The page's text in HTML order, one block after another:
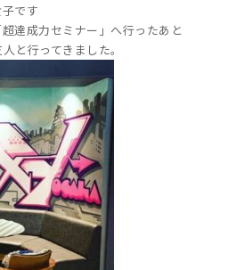
です
達成力セミナー」へ行ったあと
と行ってきました。